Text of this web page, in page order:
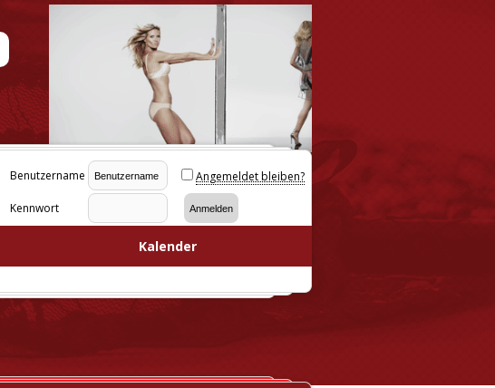
Benutzername Angemeldet bleiben?
Kennwort
Kalender